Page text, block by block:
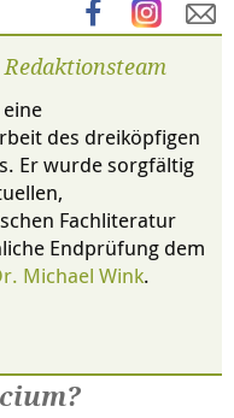
des dreiköpfigen
Er wurde sorgfältig
Fachliteratur
Endprüfung dem
Michael Wink.